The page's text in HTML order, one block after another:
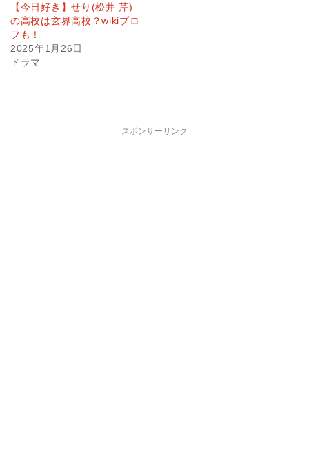
【今日好き】せり(松井 芹)
の高校は玄界高校？wikiプロ
フも！
2025年1月26日
ドラマ
スポンサーリンク